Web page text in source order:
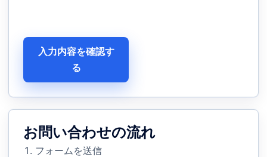
入力内容を確認す
る
お問い合わせの流れ
フォームを送信